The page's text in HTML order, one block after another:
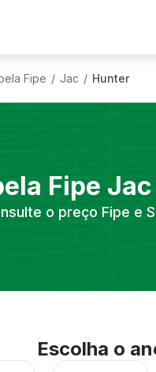
Fipe / Jac / Hunter
Fipe Jac
o preço Fipe e
Escolha o